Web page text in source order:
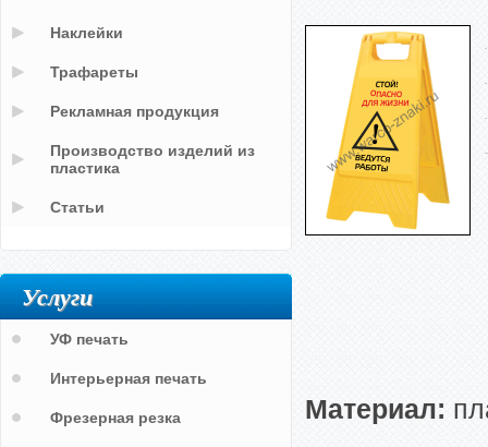
Материал:
Наклейки
Трафареты
Рекламная продукция
Производство изделий из
пластика
Статьи
Услуги
УФ печать
Интерьерная печать
Фрезерная резка